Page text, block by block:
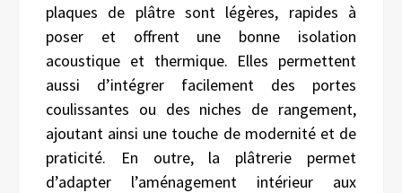
plaques de plâtre sont légères, rapides à
poser et offrent une bonne isolation
acoustique et thermique. Elles permettent
aussi d’intégrer facilement des portes
coulissantes ou des niches de rangement,
ajoutant ainsi une touche de modernité et de
praticité. En outre, la plâtrerie permet
d’adapter l’aménagement intérieur aux